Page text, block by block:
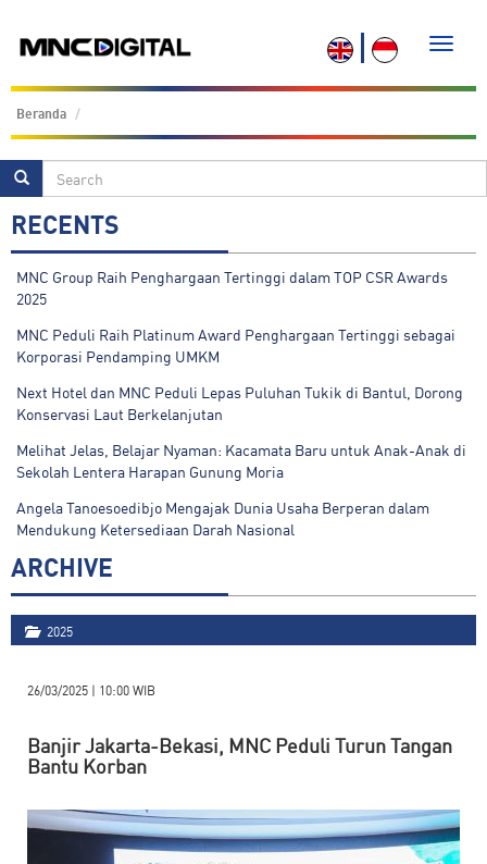
Toggle
Beranda
RECENTS
MNC Group Raih Penghargaan Tertinggi dalam TOP CSR Awards
2025
MNC Peduli Raih Platinum Award Penghargaan Tertinggi sebagai
Korporasi Pendamping UMKM
Next Hotel dan MNC Peduli Lepas Puluhan Tukik di Bantul, Dorong
Konservasi Laut Berkelanjutan
Melihat Jelas, Belajar Nyaman: Kacamata Baru untuk Anak-Anak di
Sekolah Lentera Harapan Gunung Moria
Angela Tanoesoedibjo Mengajak Dunia Usaha Berperan dalam
Mendukung Ketersediaan Darah Nasional
ARCHIVE
2025
26/03/2025 | 10:00 WIB
Banjir Jakarta-Bekasi, MNC Peduli Turun Tangan
Bantu Korban